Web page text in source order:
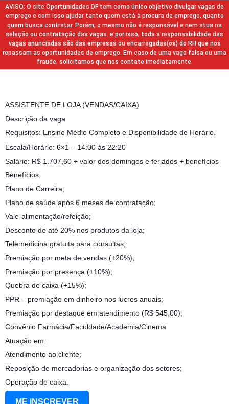
AVISO: O site Oportunidades DF tem como único objetivo divulgar vagas de
emprego e com isso ajudar tanto quem está à procura de emprego, quanto
quem busca contratar. Porém, o mesmo não é responsável e nem atua na
seleção ou contratação das vagas. e por isso, toda a responsabilidade das
vagas anunciadas são das empresas ou encarregadas(os) do RH que nos
repassam as oportunidades de emprego. Em caso de uma vaga falsa ou uma
fraude, solicitamos que nos contate imediatamente.
ASSISTENTE DE LOJA (VENDAS/CAIXA)
Descrição da vaga
Requisitos: Ensino Médio Completo e Disponibilidade de Horário.
Escala/Horário: 6×1 – 14:00 às 22:20
Salário: R$ 1.707,60 + valor dos domingos e feriados + benefícios
Benefícios:
Plano de Carreira;
Plano de saúde após 6 meses de contratação;
Vale-alimentação/refeição;
Desconto de até 20% nos produtos da loja;
Telemedicina gratuita para consultas;
Premiação por meta de vendas (+20%);
Premiação por presença (+10%);
Quebra de caixa (+15%);
PPR – premiação em dinheiro nos lucros anuais;
Premiação por destaque em atendimento (R$ 545,00);
Convênio Farmácia/Faculdade/Academia/Cinema.
Atuação em:
Atendimento ao cliente;
Reposição de mercadorias e organização dos setores;
Operação de caixa.
ME INSCREVER